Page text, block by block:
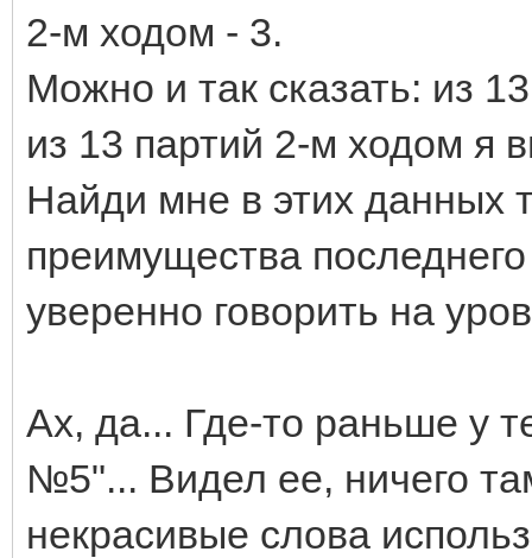
2-м ходом - 3.
Можно и так сказать: из
из 13 партий 2-м ходом я
Найди мне в этих данных
преимущества
уверенно говорить на
Ах, да... Где-то раньше у
№5"... Видел ее, ничего
некрасивые слова